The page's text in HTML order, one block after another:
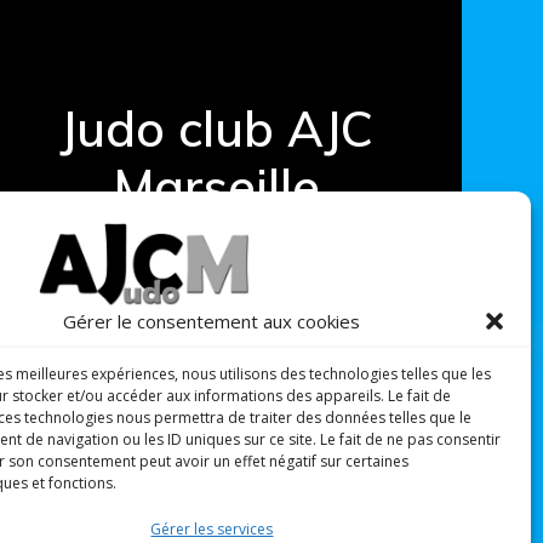
Gérer le consentement aux cookies
meilleures expériences, nous utilisons des technologies telles que les
stocker et/ou accéder aux informations des appareils. Le fait de
technologies nous permettra de traiter des données telles que le
de navigation ou les ID uniques sur ce site. Le fait de ne pas consentir
son consentement peut avoir un effet négatif sur certaines
et fonctions.
Gérer les services
Judo club AJC
Marseille
© 2026 Judo club AJC Marseille spécialisé dans
l'Inclusion des personnes en situation
particulière - Association W133018381 -
Agrément Jeunesse et sport 3977 S/15 -
Formation 93131737213 - Reconnu d'Intérêt
Général since 2012- .AJCM/Admin